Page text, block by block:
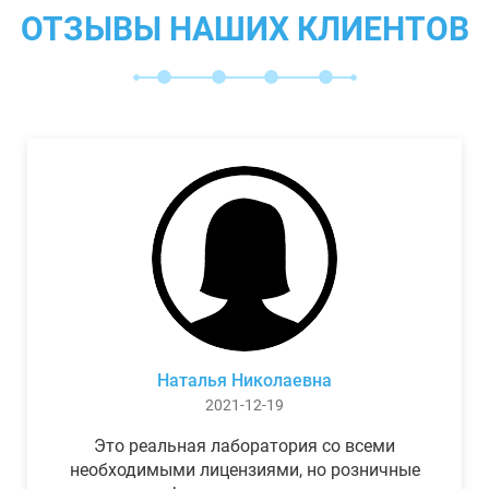
ОТЗЫВЫ НАШИХ КЛИЕНТОВ
Наталья Николаевна
2021-12-19
Это реальная лаборатория со всеми
необходимыми лицензиями, но розничные